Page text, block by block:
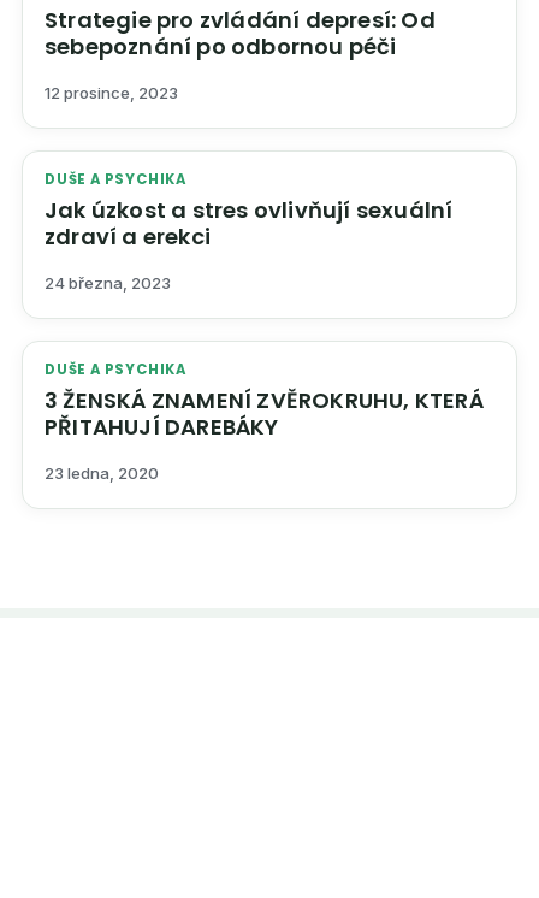
Strategie pro zvládání depresí: Od
sebepoznání po odbornou péči
12 prosince, 2023
DUŠE A PSYCHIKA
Jak úzkost a stres ovlivňují sexuální
zdraví a erekci
24 března, 2023
DUŠE A PSYCHIKA
3 ŽENSKÁ ZNAMENÍ ZVĚROKRUHU, KTERÁ
PŘITAHUJÍ DAREBÁKY
23 ledna, 2020